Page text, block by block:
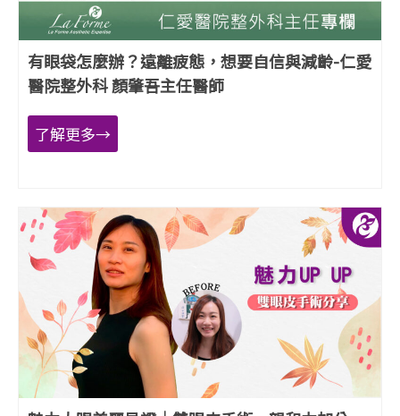
有眼袋怎麼辦？遠離疲態，想要自信與減齡-仁愛
醫院整外科 顏肇吾主任醫師
了解更多→